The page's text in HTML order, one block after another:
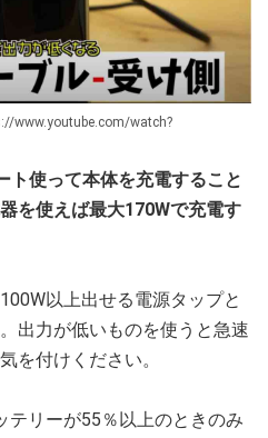
www.youtube.com/watch?
ト使って本体を充電すること
を使えば最大170Wで充電す
以上出せる電源タップと
出力が低いものを使うと急速
を付けください。
テリーが55％以上のときのみ